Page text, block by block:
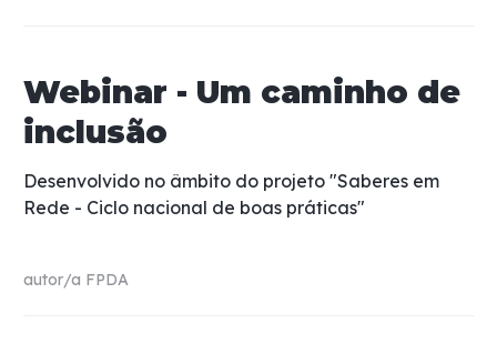
Webinar - Um caminho de
inclusão
Desenvolvido no âmbito do projeto "Saberes em
Rede - Ciclo nacional de boas práticas"
autor/a FPDA